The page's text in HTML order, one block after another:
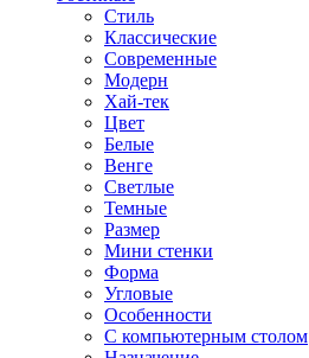
Стиль
Классические
Современные
Модерн
Хай-тек
Цвет
Белые
Венге
Светлые
Темные
Размер
Мини стенки
Форма
Угловые
Особенности
С компьютерным столом